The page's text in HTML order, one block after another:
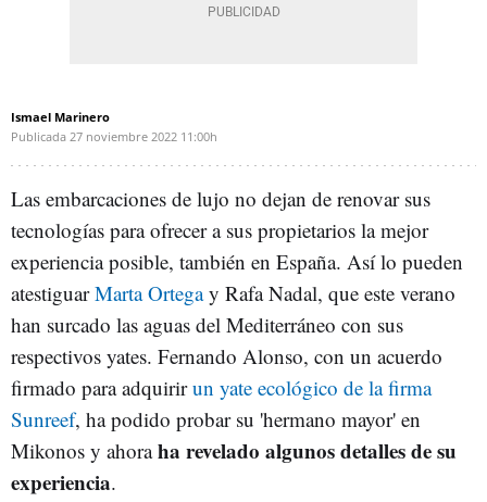
Ismael Marinero
Publicada 27 noviembre 2022 11:00h
Las embarcaciones de lujo no dejan de renovar sus
tecnologías para ofrecer a sus propietarios la mejor
experiencia posible, también en España. Así lo pueden
atestiguarMarta Ortegay Rafa Nadal, que este verano
han surcado las aguas del Mediterráneo con sus
respectivos yates. Fernando Alonso, con un acuerdo
firmado para adquirirun yate ecológico de la firma
Sunreef, ha podido probar su 'hermano mayor' en
Mikonos y ahoraha revelado algunos detalles de su
experiencia.